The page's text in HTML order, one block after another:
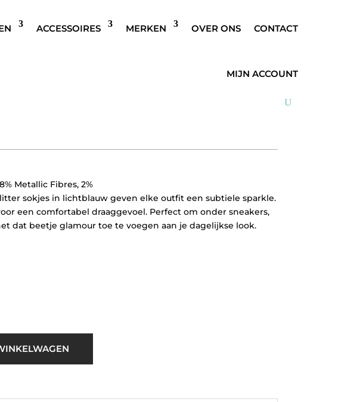
ACCESSOIRES MERKEN OVER ONS CONTACT
MIJN ACCOUNT
SLWKIM GLITTER SOKKEN LICHT
Metallic Fibres, 2%
sokjes in lichtblauw geven elke outfit een subtiele sparkle.
een comfortabel draaggevoel. Perfect om onder sneakers,
dat beetje glamour toe te voegen aan je dagelijkse look.